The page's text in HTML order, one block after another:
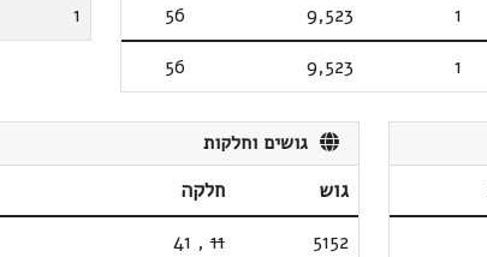
1
9,523
56
1
9,523
56
1
גושים וחלקות
גוש
חלקה
5152
11
,
41